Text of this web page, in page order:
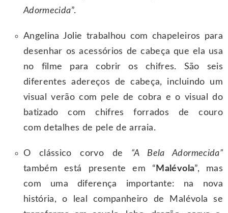
Adormecida”.
Angelina Jolie trabalhou com chapeleiros para
desenhar os acessórios de cabeça que ela usa
no filme para cobrir os chifres. São seis
diferentes adereços de cabeça, incluindo um
visual verão com pele de cobra e o visual do
batizado com chifres forrados de couro
com detalhes de pele de arraia.
O clássico corvo de “A Bela Adormecida”
também está presente em “ Malévola”, mas
com uma diferença importante: na nova
história, o leal companheiro de Malévola se